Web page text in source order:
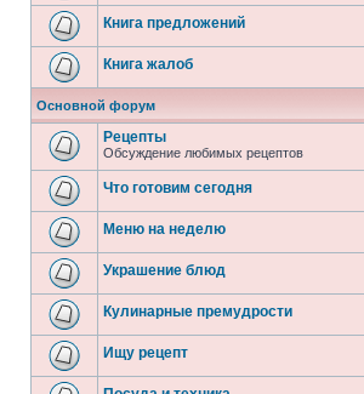
Книга предложений
Книга жалоб
Основной форум
Рецепты
Обсуждение любимых рецептов
Что готовим сегодня
Меню на неделю
Украшение блюд
Кулинарные премудрости
Ищу рецепт